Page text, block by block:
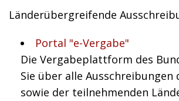
Länderübergreifende
Portal "e-Vergabe"
Die Vergabeplattform des
Sie über alle Ausschreibungen
sowie der teilnehmenden